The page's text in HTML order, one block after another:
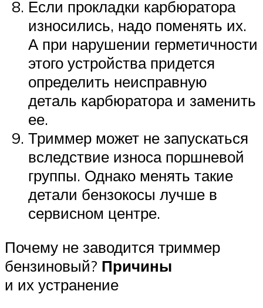
Если прокладки карбюратора
износились, надо поменять их.
А при нарушении герметичности
этого устройства придется
определить неисправную
деталь карбюратора и заменить
ее.
Триммер может не запускаться
вследствие износа поршневой
группы. Однако менять такие
детали бензокосы лучше в
сервисном центре.
Почему не заводится триммер
бензиновый? Причины
и их устранение